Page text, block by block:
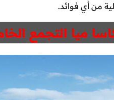
من أي فوائد.
ميا التجمع